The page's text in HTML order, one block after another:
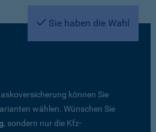
Sie haben die Wahl
können Sie
wählen. Wünschen Sie
, sondern nur die Kfz-